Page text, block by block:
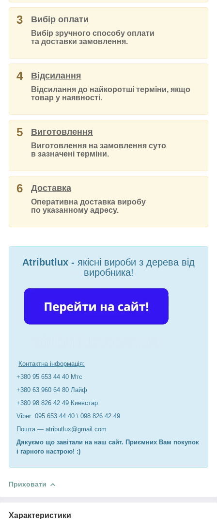
3 Вибір оплати
Вибір зручного способу оплати
та доставки замовлення.
4 Відсилання
Відсилання до найкоротші терміни, якщо
товар у наявності.
5 Виготовлення
Виготовлення на замовлення суто
в зазначені терміни.
6 Доставка
Оперативна доставка виробу
по указанному адресу.
Atributlux - якісні вироби з дерева від
виробника!
Контактна інформація:
+380 95 653 44 40 Мтс
+380 63 960 64 80 Лайф
+380 98 826 42 49 Киевстар
Viber: 095 653 44 40 \ 098 826 42 49
Пошта — atributlux@gmail.com
Дякуємо що завітали на наш сайт. Приємних Вам покупок
і гарного настрою! :)
Приховати
Характеристики